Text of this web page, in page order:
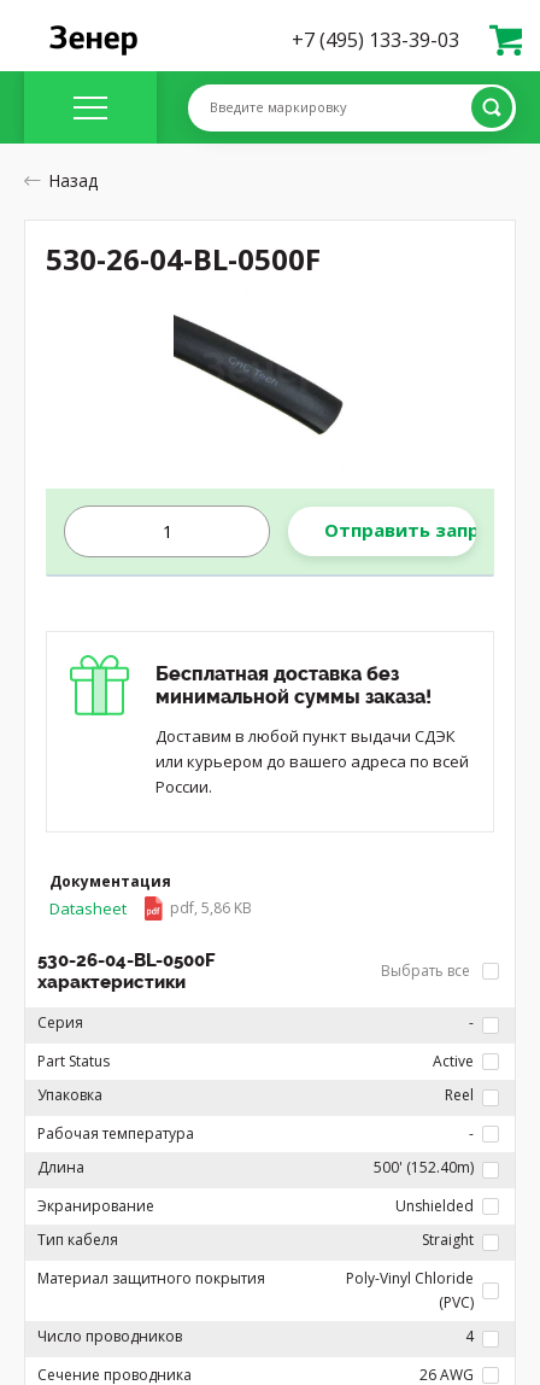
+7 (495) 133-39-03
Введите маркировку
Назад
Отправить запрос
Бесплатная доставка без
минимальной суммы заказа!
Доставим в любой пункт выдачи СДЭК
или курьером до вашего адреса по всей
России.
Документация
Datasheet pdf, 5,86 KB
530-26-04-BL-0500F
характеристики
Выбрать все
Серия
-
Part Status
Active
Упаковка
Reel
Рабочая температура
-
Длина
500' (152.40m)
Экранирование
Unshielded
Тип кабеля
Straight
Материал защитного покрытия
Poly-Vinyl Chloride
(PVC)
Число проводников
4
Сечение проводника
26 AWG
530-26-04-BL-0500F